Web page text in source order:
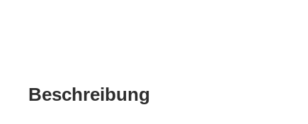
Beschreibung